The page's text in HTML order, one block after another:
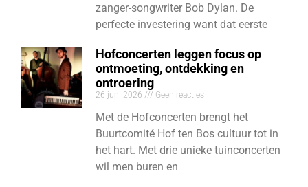
zanger-songwriter Bob Dylan. De
perfecte investering want dat eerste
Hofconcerten leggen focus op
ontmoeting, ontdekking en
ontroering
26 juni 2026 Geen reacties
Met de Hofconcerten brengt het
Buurtcomité Hof ten Bos cultuur tot in
het hart. Met drie unieke tuinconcerten
wil men buren en